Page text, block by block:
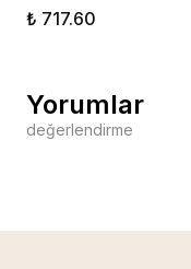
₺ 717.60
Yorumlar
değerlendirme